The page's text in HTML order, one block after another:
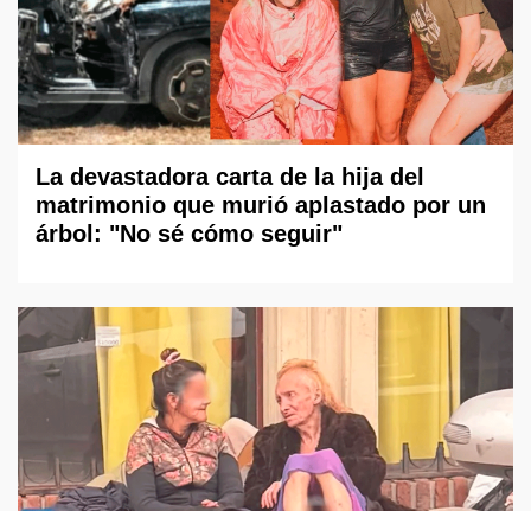
La devastadora carta de la hija del
matrimonio que murió aplastado por un
árbol: "No sé cómo seguir"